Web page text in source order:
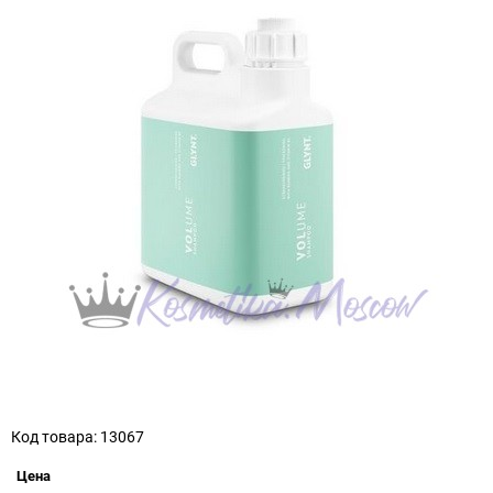
Код товара: 13067
Цена